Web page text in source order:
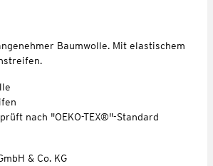
Baumwolle. Mit elastischem
nach "OEKO-TEX®"-Standard
& Co. KG